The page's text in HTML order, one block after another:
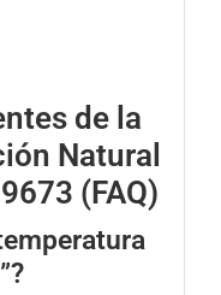
de la
Natural
(FAQ)